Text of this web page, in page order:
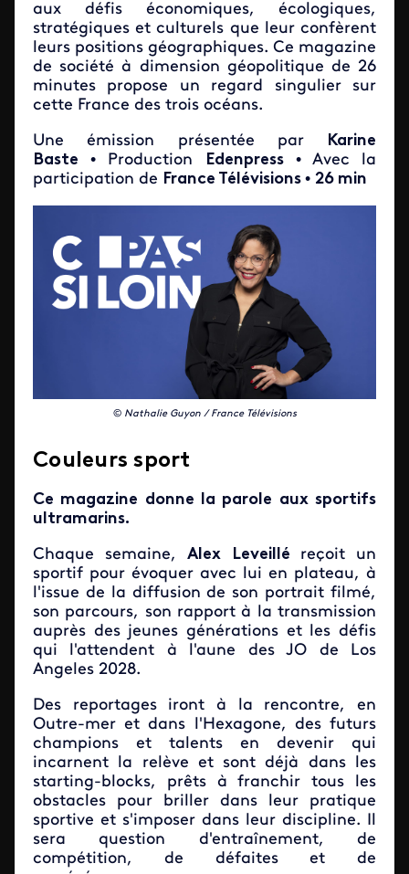
aux défis économiques, écologiques,
stratégiques et culturels que leur confèrent
leurs positions géographiques. Ce magazine
de société à dimension géopolitique de 26
minutes propose un regard singulier sur
cette France des trois océans.
Une émission présentée par
Karine
Baste • Production Edenpress• Avec la
participation de France Télévisions • 26 min
© Nathalie Guyon / France Télévisions
Couleurs sport
Ce magazine donne la parole aux sportifs
ultramarins.
Chaque semaine,Alex Leveillé reçoit un
sportif pour évoquer avec lui en plateau, à
l'issue de la diffusion de son portrait filmé,
son parcours, son rapport à la transmission
auprès des jeunes générations et les défis
qui l'attendent à l'aune des JO de Los
Angeles 2028.
Des reportages iront à la rencontre, en
Outre-mer et dans l'Hexagone, des futurs
champions et talents en devenir qui
incarnent la relève et sont déjà dans les
starting-blocks, prêts à franchir tous les
obstacles pour briller dans leur pratique
sportive et s'imposer dans leur discipline. Il
sera question d'entraînement, de
compétition, de défaites et de